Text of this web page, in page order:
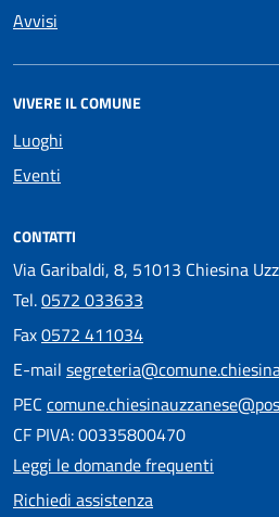
Avvisi
VIVERE IL COMUNE
Luoghi
Eventi
CONTATTI
Via Garibaldi, 8, 51013 Chiesina
Tel.0572 033633
Fax0572 411034
E-mail
PEC
CF PIVA: 00335800470
Leggi le domande frequenti
Richiedi assistenza